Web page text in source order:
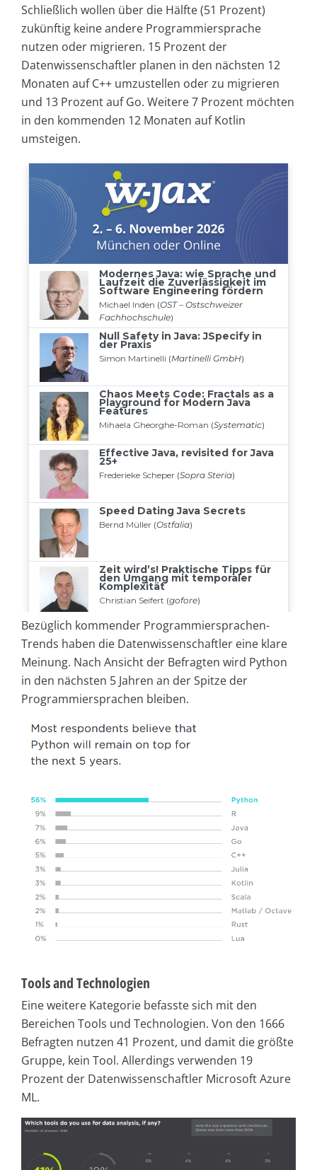
Schließlich wollen über die Hälfte (51 Prozent)
zukünftig keine andere Programmiersprache
nutzen oder migrieren. 15 Prozent der
Datenwissenschaftler planen in den nächsten 12
Monaten auf C++ umzustellen oder zu migrieren
und 13 Prozent auf Go. Weitere 7 Prozent möchten
in den kommenden 12 Monaten auf Kotlin
umsteigen.
Bezüglich kommender Programmiersprachen-
Trends haben die Datenwissenschaftler eine klare
Meinung. Nach Ansicht der Befragten wird Python
in den nächsten 5 Jahren an der Spitze der
Programmiersprachen bleiben.
Tools and Technologien
Eine weitere Kategorie befasste sich mit den
Bereichen Tools und Technologien. Von den 1666
Befragten nutzen 41 Prozent, und damit die größte
Gruppe, kein Tool. Allerdings verwenden 19
Prozent der Datenwissenschaftler Microsoft Azure
ML.